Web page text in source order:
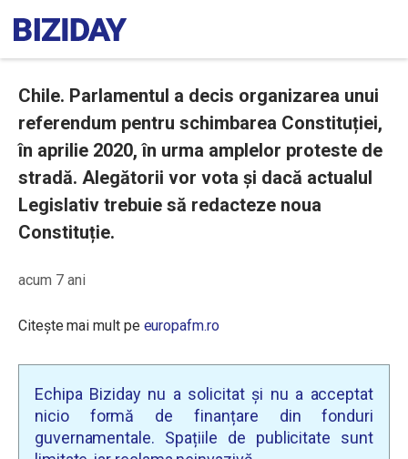
Chile. Parlamentul a decis organizarea unui
referendum pentru schimbarea Constituției,
în aprilie 2020, în urma amplelor proteste de
stradă. Alegătorii vor vota și dacă actualul
Legislativ trebuie să redacteze noua
Constituție.
acum 7 ani
Citește mai mult pe europafm.ro
Echipa Biziday nu a solicitat și nu a acceptat
nicio formă de finanțare din fonduri
guvernamentale. Spațiile de publicitate sunt